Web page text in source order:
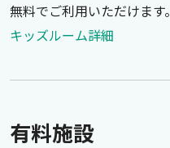
無料でご利用いただけます。
キッズルーム詳細
有料施設